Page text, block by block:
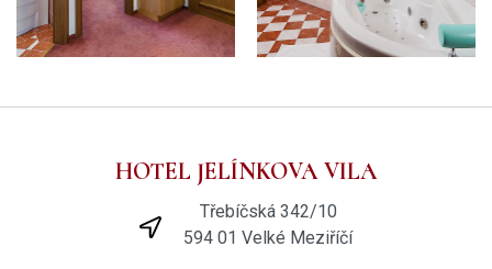
HOTEL JELÍNKOVA VILA
Třebíčská 342/10
594 01 Velké Meziříčí